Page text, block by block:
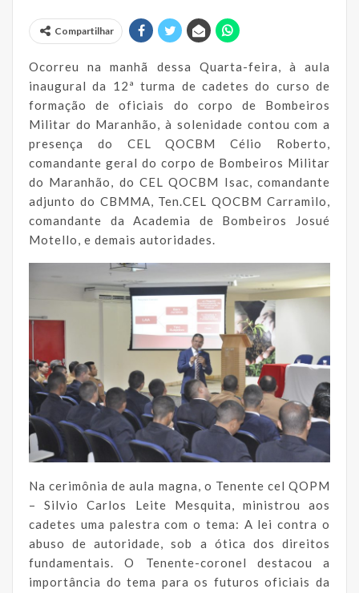
Compartilhar
Ocorreu na manhã dessa Quarta-feira, à aula
inaugural da 12ª turma de cadetes do curso de
formação de oficiais do corpo de Bombeiros
Militar do Maranhão, à solenidade contou com a
presença do CEL QOCBM Célio Roberto,
comandante geral do corpo de Bombeiros Militar
do Maranhão, do CEL QOCBM Isac, comandante
adjunto do CBMMA, Ten.CEL QOCBM Carramilo,
comandante da Academia de Bombeiros Josué
Motello, e demais autoridades.
Na cerimônia de aula magna, o Tenente cel QOPM
– Silvio Carlos Leite Mesquita, ministrou aos
cadetes uma palestra com o tema: A lei contra o
abuso de autoridade, sob a ótica dos direitos
fundamentais. O Tenente-coronel destacou a
importância do tema para os futuros oficiais da